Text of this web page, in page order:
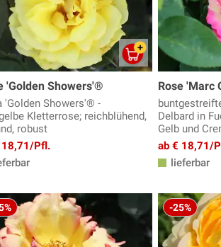
'Golden Showers'®
'Golden Showers'® -
Kletterrose; reichblühend,
robust
18,71/Pfl.
Rose 'Marc
Delbard in
Gelb und
ab € 18,71/
lieferbar
-25%